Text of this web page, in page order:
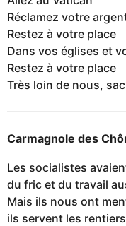
Réclamez votre
Restez à votre place
Dans vos églises et
Restez à votre place
Très loin de nous,
Carmagnole des
Les socialistes
du fric et du travail
Mais ils nous ont
ils servent les rentiers